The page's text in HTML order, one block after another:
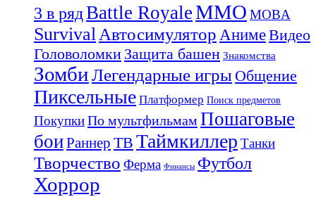
3 в рядBattle RoyaleMMO MOBA
Survival Автосимулятор АнимеВидео
Головоломки Защита башен Знакомства
ЗомбиЛегендарные игры Общение
Пиксельные Платформер Поиск предметов
ПокупкиПо мультфильмам Пошаговые
боиРаннер ТВ Таймкиллер Танки
Творчество Ферма Финансы Футбол
Хоррор